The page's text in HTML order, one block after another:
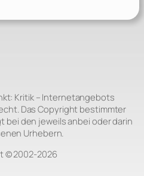
Kritik – Internetangebots
Das Copyright bestimmter
bei den jeweils anbei oder darin
Urhebern.
© 2002‑2026